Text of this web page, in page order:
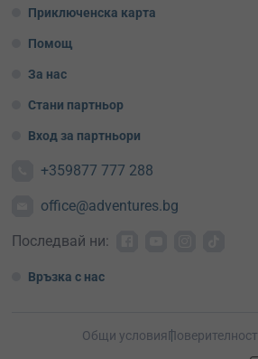
Приключенска карта
Помощ
За нас
Стани партньор
Вход за партньори
+359877 777 288
office@adventures.bg
Последвай ни:
Връзка с нас
Общи условияПоверителност